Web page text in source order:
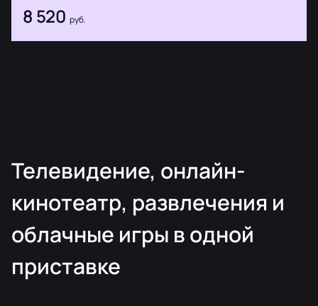
8 520 руб.
Телевидение, онлайн-
кинотеатр, развлечения и
облачные игры в одной
приставке